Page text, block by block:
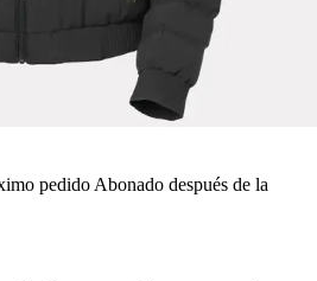
pedidoAbonado después de la